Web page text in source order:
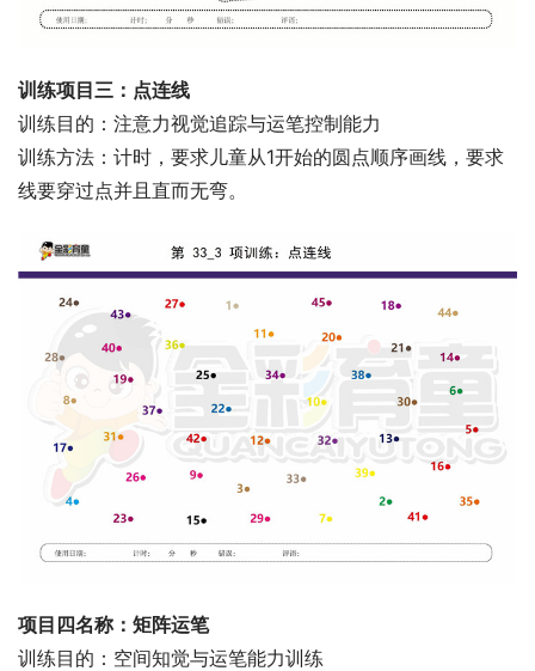
训练项目三：点连线
训练目的：注意力视觉追踪与运笔控制能力
训练方法：计时，要求儿童从1开始的圆点顺序画线，要求
线要穿过点并且直而无弯。
项目四名称：矩阵运笔
训练目的：空间知觉与运笔能力训练